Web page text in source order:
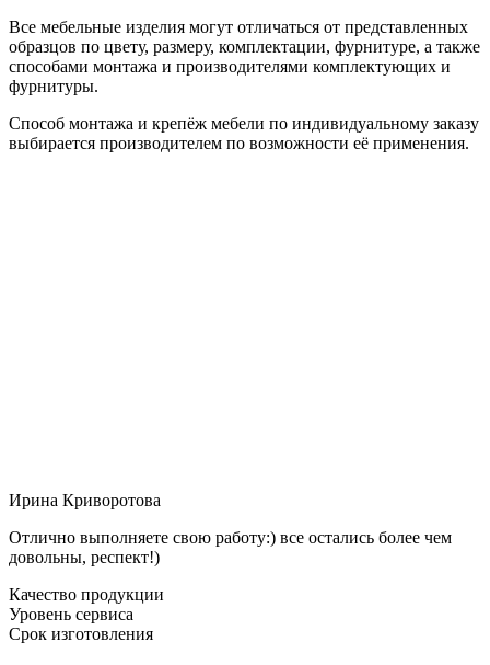
Все мебельные изделия могут отличаться от представленных
образцов по цвету, размеру, комплектации, фурнитуре, а также
способами монтажа и производителями комплектующих и
фурнитуры.
Способ монтажа и крепёж мебели по индивидуальному заказу
выбирается производителем по возможности её применения.
Ирина Криворотова
Отлично выполняете свою работу:) все остались более чем
довольны, респект!)
Качество продукции
Уровень сервиса
Срок изготовления